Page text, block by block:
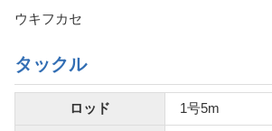
ウキフカセ
タックル
ロッド 1号5m